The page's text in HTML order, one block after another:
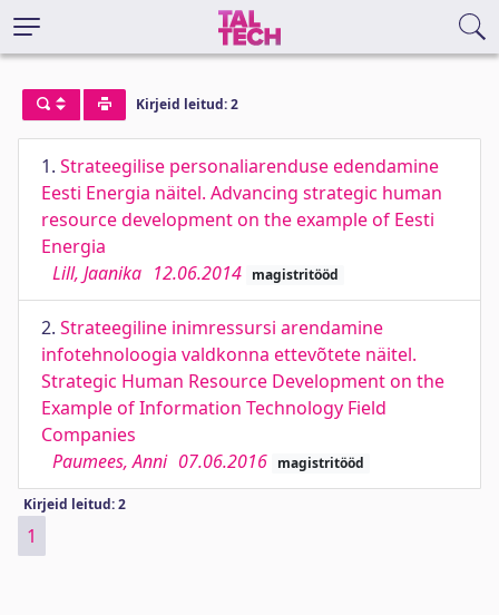
Kirjeid leitud: 2
1. Strateegilise personaliarenduse edendamine
Eesti Energia näitel. Advancing strategic human
resource development on the example of Eesti
Energia
Lill, Jaanika 12.06.2014 magistritööd
2. Strateegiline inimressursi arendamine
infotehnoloogia valdkonna ettevõtete näitel.
Strategic Human Resource Development on the
Example of Information Technology Field
Companies
Paumees, Anni 07.06.2016 magistritööd
Kirjeid leitud: 2
1